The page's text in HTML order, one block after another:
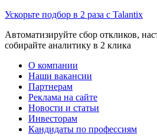
Ускорьте подбор в 2 раза с Talantix
Автоматизируйте сбор откликов,
собирайте аналитику в 2 клика
О компании
Наши вакансии
Партнерам
Реклама на сайте
Новости и статьи
Инвесторам
Кандидаты по профессиям